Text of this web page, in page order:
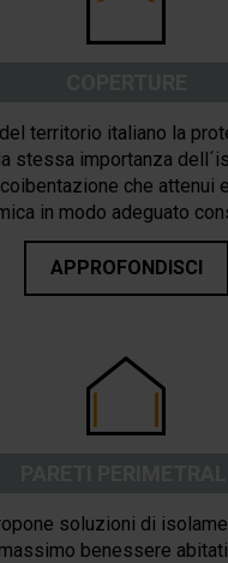
territorio italiano la
stessa importanza
coibentazione che attenui
in modo adeguato
risparmio energetico.
APPROFONDISCI
soluzioni di
benessere